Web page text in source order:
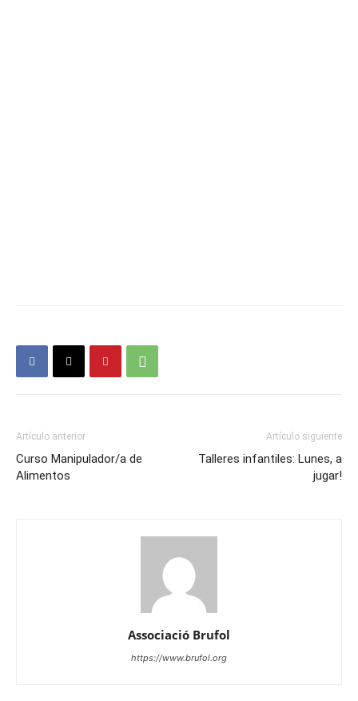
Artículo anterior
Curso Manipulador/a de
Alimentos
Artículo siguiente
Talleres infantiles: Lunes, a
jugar!
Associació Brufol
https://www.brufol.org